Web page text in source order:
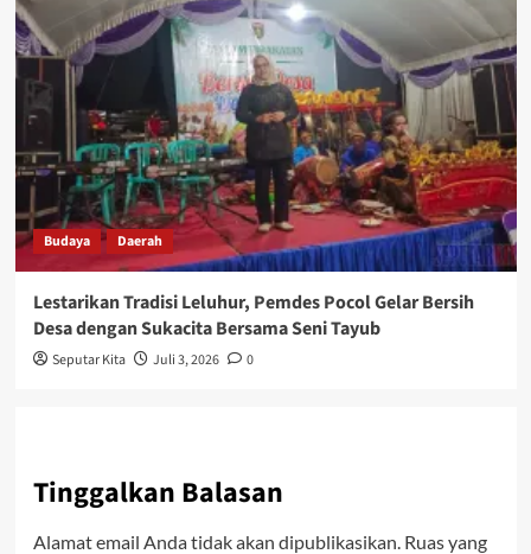
Budaya Daerah
Lestarikan Tradisi Leluhur, Pemdes Pocol Gelar Bersih
Desa dengan Sukacita Bersama Seni Tayub
Seputar Kita Juli 3, 2026 0
Tinggalkan Balasan
Alamat email Anda tidak akan dipublikasikan. Ruas yang